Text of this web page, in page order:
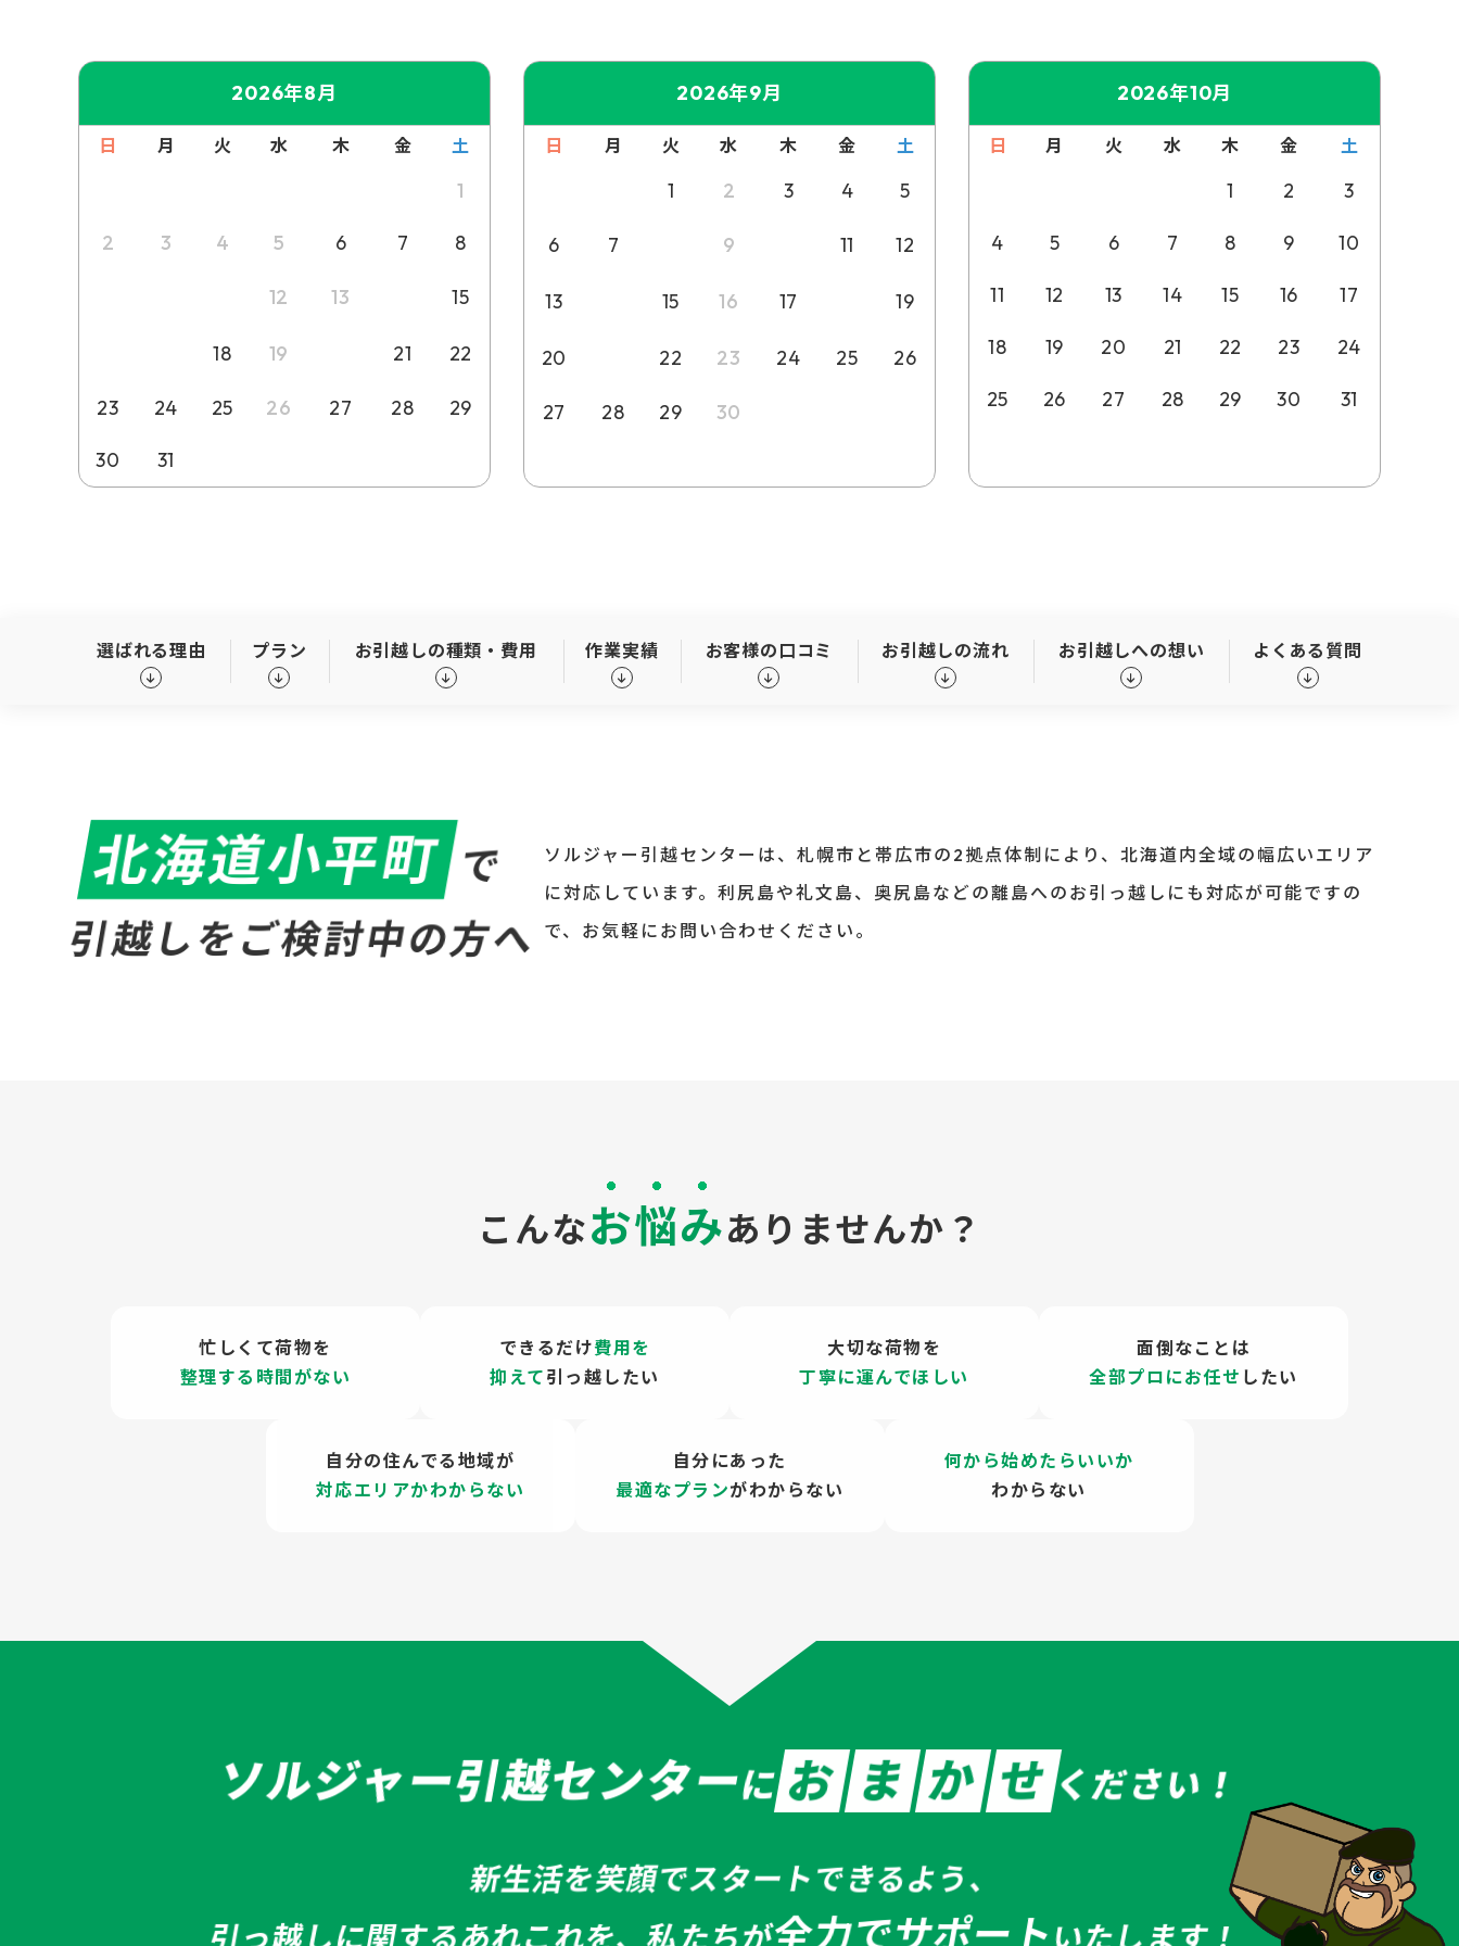
2026年8月
日 月 火 水 木 金 土
1
2 3 4 5 6 7 8
12 13 15
18 19 21 22
23 24 25 26 27 28 29
30 31
2026年9月
日 月 火 水 木 金 土
1 2 3 4 5
6 7 9 11 12
13 15 16 17 19
20 22 23 24 25 26
27 28 29 30
2026年10月
日 月 火 水 木 金 土
1 2 3
4 5 6 7 8 9 10
11 12 13 14 15 16 17
18 19 20 21 22 23 24
25 26 27 28 29 30 31
選ばれる理由 プラン お引越しの種類・費用 作業実績 お客様の口コミ お引越しの流れ お引越しへの想い よくある質問
北海道小平町 で
引越しをご検討中の方へ
ソルジャー引越センターは、札幌市と帯広市の2拠点体制により、北海道内全域の幅広いエリア
に対応しています。利尻島や礼文島、奥尻島などの離島へのお引っ越しにも対応が可能ですの
で、お気軽にお問い合わせください。
こんなお悩みありませんか？
忙しくて荷物を
整理する時間がない
できるだけ費用を
抑えて 引っ越したい
大切な荷物を
丁寧に運んでほしい
面倒なことは
全部プロにお任せ したい
自分の住んでる地域が
対応エリアかわからない
自分にあった
最適なプランがわからない
何から始めたらいいか
わからない
ソルジャー引越センターにお ま か せ ください！
新生活を笑顔でスタート できるよう、
引っ越しに関するあれこれを、私たちが全力でサポートいたします！